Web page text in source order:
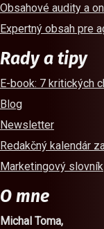
Obsahové audity a
Expertný obsah pre
Rady a tipy
E-book: 7 kritických
Blog
Newsletter
Redakčný kalendár
Marketingový slovník
O mne
Michal Toma,